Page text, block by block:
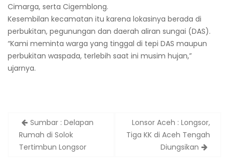
Cimarga, serta Cigemblong.
Kesembilan kecamatan itu karena lokasinya berada di
perbukitan, pegunungan dan daerah aliran sungai (DAS).
“Kami meminta warga yang tinggal di tepi DAS maupun
perbukitan waspada, terlebih saat ini musim hujan,”
ujarnya.
Post
navigation
Sumbar : Delapan
Rumah di Solok
Tertimbun Longsor
Lonsor Aceh : Longsor,
Tiga KK di Aceh Tengah
Diungsikan